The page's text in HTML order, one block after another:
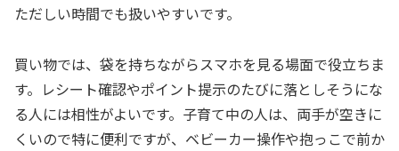
ただしい時間でも扱いやすいです。
買い物では、袋を持ちながらスマホを見る場面で役立ちま
す。レシート確認やポイント提示のたびに落としそうにな
る人には相性がよいです。子育て中の人は、両手が空きに
くいので特に便利ですが、ベビーカー操作や抱っこで前か